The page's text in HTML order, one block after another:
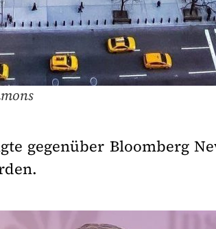
gegenüber Bloomberg